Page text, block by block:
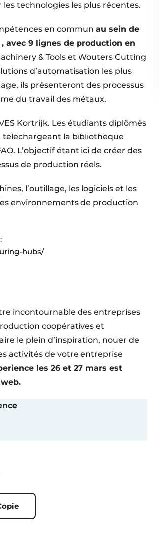
technologies les plus récentes.
en commun au sein de
avec 9 lignes de production en
& Tools et Wouters Cutting
d’automatisation les plus
ils présenteront des processus
du travail des métaux.
Kortrijk. Les étudiants diplômés
téléchargeant la bibliothèque
L’objectif étant ici de créer des
de production réels.
l’outillage, les logiciels et les
environnements de production
hubs/
incontournable des entreprises
coopératives et
le plein d’inspiration, nouer de
activités de votre entreprise
les 26 et 27 mars est